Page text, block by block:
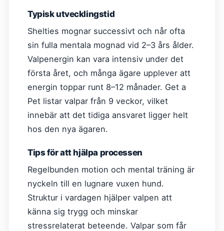
Typisk utvecklingstid
Shelties mognar successivt och når ofta
sin fulla mentala mognad vid 2–3 års ålder.
Valpenergin kan vara intensiv under det
första året, och många ägare upplever att
energin toppar runt 8–12 månader. Get a
Pet listar valpar från 9 veckor, vilket
innebär att det tidiga ansvaret ligger helt
hos den nya ägaren.
Tips för att hjälpa processen
Regelbunden motion och mental träning är
nyckeln till en lugnare vuxen hund.
Struktur i vardagen hjälper valpen att
känna sig trygg och minskar
stressrelaterat beteende. Valpar som får